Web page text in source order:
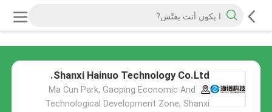
Shanxi Hainuo Technology Co.Ltd.
Ma Cun Park, Gaoping Economic And
Technological Development Zone, Shanxi